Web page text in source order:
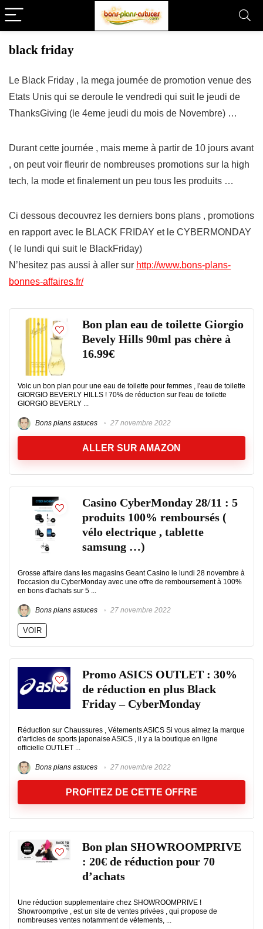
black friday
Le Black Friday , la mega journée de promotion venue des
Etats Unis qui se deroule le vendredi qui suit le jeudi de
ThanksGiving (le 4eme jeudi du mois de Novembre) …
Durant cette journée , mais meme à partir de 10 jours avant
, on peut voir fleurir de nombreuses promotions sur la high
tech, la mode et finalement un peu tous les produits …
Ci dessous decouvrez les derniers bons plans , promotions
en rapport avec le BLACK FRIDAY et le CYBERMONDAY
( le lundi qui suit le BlackFriday)
N’hesitez pas aussi à aller sur http://www.bons-plans-
bonnes-affaires.fr/
Bon plan eau de toilette Giorgio
Bevely Hills 90ml pas chère à
16.99€
Voic un bon plan pour une eau de toilette pour femmes , l'eau de toilette
GIORGIO BEVERLY HILLS ! 70% de réduction sur l'eau de toilette
GIORGIO BEVERLY ...
Bons plans astuces 27 novembre 2022
ALLER SUR AMAZON
Casino CyberMonday 28/11 : 5
produits 100% remboursés (
vélo electrique , tablette
samsung …)
Grosse affaire dans les magasins Geant Casino le lundi 28 novembre à
l'occasion du CyberMonday avec une offre de remboursement à 100%
en bons d'achats sur 5 ...
Bons plans astuces 27 novembre 2022
VOIR
Promo ASICS OUTLET : 30%
de réduction en plus Black
Friday – CyberMonday
Réduction sur Chaussures , Vétements ASICS Si vous aimez la marque
d'articles de sports japonaise ASICS , il y a la boutique en ligne
officielle OUTLET ...
Bons plans astuces 27 novembre 2022
PROFITEZ DE CETTE OFFRE
Bon plan SHOWROOMPRIVE
: 20€ de réduction pour 70
d’achats
Une réduction supplementaire chez SHOWROOMPRIVE !
Showroomprive , est un site de ventes privées , qui propose de
nombreuses ventes notamment de vétements, ...